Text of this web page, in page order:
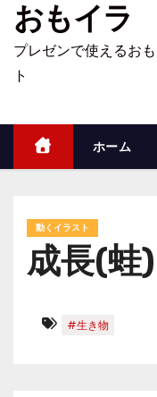
おもイラ
プレゼンで使えるお
ト
ホーム
動くイラスト
成長(蛙)
#生き物